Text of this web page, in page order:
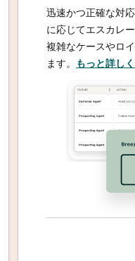
迅速かつ正確な対応で
に応じてエスカレーシ
複雑なケースやロイヤ
ます。もっと詳しく